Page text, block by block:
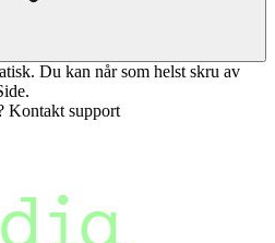
Du kan når som helst skru av
Kontakt support